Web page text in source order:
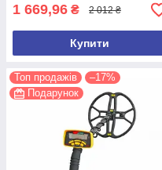
1 669,96 ₴ 2 012 ₴
Купити
Топ продажів
–17%
Подарунок